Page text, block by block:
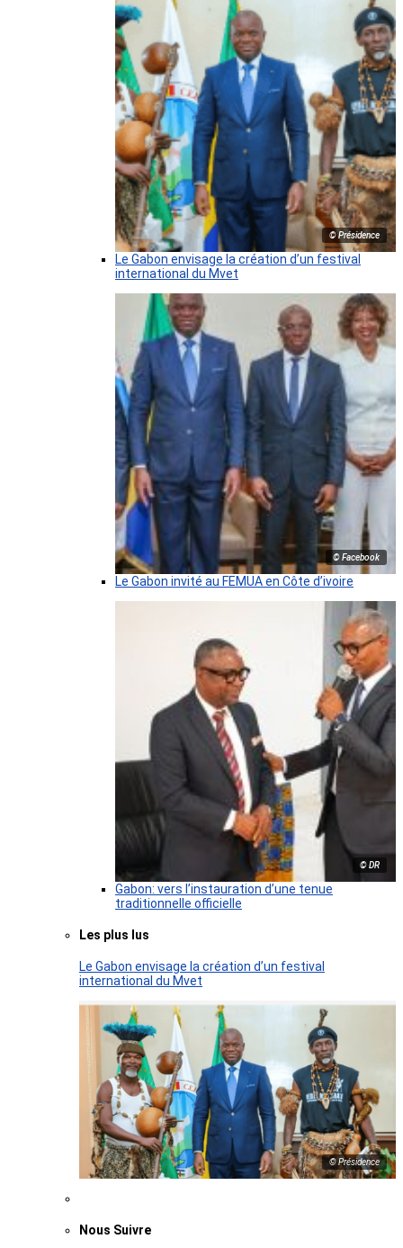
© Présidence
Le Gabon envisage la création d’un festival
international du Mvet
© Facebook
Le Gabon invité au FEMUA en Côte d’ivoire
© DR
Gabon: vers l’instauration d’une tenue
traditionnelle officielle
Les plus lus
Le Gabon envisage la création d’un festival
international du Mvet
© Présidence
Nous Suivre